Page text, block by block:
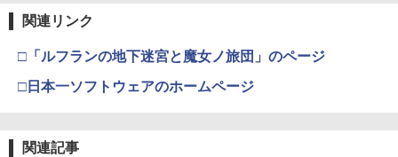
関連リンク
□「ルフランの地下迷宮と魔女ノ旅団」のページ
□日本一ソフトウェアのホームページ
関連記事